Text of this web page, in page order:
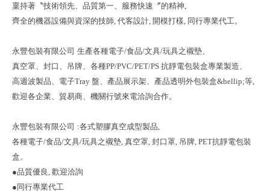
稟持著〝技術領先、品質第一、服務快速〞的精神,
齊全的機器設備與資深的技師, 代客設計, 開模打樣, 同行專業代工。
永豐包裝有限公司 生產各種電子/食品/文具/玩具之襯墊、
真空罩、封口、吊牌、 各種PP/PVC/PET/PS 抗靜電包裝盒專業製造、
高週波製品、電子Tray 盤、 產品展示架、產品透明外包裝盒&hellip;等,
歡迎各企業、貿易商、機關行號來電洽詢合作。
永豐包裝有限公司 :各式塑膠真空成型製品,
各種電子/食品/文具/玩具之襯墊, 真空罩, 封口罩, 吊牌, PET抗靜電包裝
盒 。
●品質優良, 歡迎洽詢
●同行專業代工